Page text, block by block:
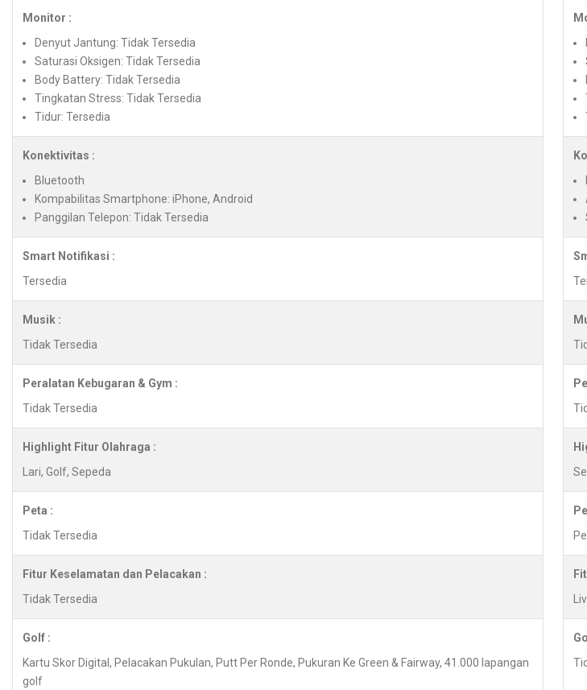
Monitor :
Denyut Jantung: Tidak Tersedia
Saturasi Oksigen: Tidak Tersedia
Body Battery: Tidak Tersedia
Tingkatan Stress: Tidak Tersedia
Tidur: Tersedia
Konektivitas :
Bluetooth
Kompabilitas Smartphone: iPhone, Android
Panggilan Telepon: Tidak Tersedia
Smart Notifikasi :
Tersedia
Musik :
Tidak Tersedia
Peralatan Kebugaran & Gym :
Tidak Tersedia
Highlight Fitur Olahraga :
Lari, Golf, Sepeda
Peta :
Tidak Tersedia
Fitur Keselamatan dan Pelacakan :
Tidak Tersedia
Golf :
Kartu Skor Digital, Pelacakan Pukulan, Putt Per Ronde, Pukuran Ke Green & Fairway, 41.000 lapangan
golf